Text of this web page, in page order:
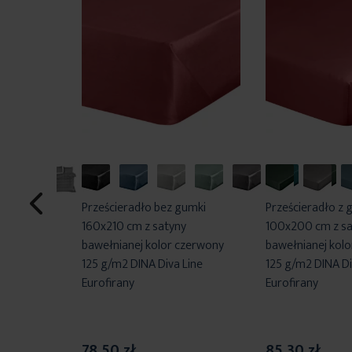
cm
Prześcieradło bez gumki
160x210 cm z satyny
bawełnianej kolor czerwony
125 g/m2 DINA Diva Line
Eurofirany
Prześcieradło z
100x200 cm z
bawełnianej
125 g/m2 DINA
Eurofirany